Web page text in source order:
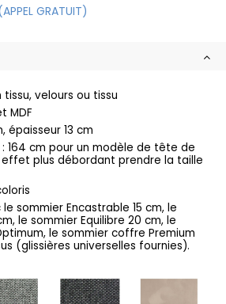
GRATUIT)
velours ou tissu
MDF
épaisseur 13 cm
164 cm pour un modèle de tête de
effet plus débordant prendre la taille
sommier Encastrable 15 cm, le
le sommier Equilibre 20 cm, le
le sommier coffre Premium
(glissières universelles fournies).